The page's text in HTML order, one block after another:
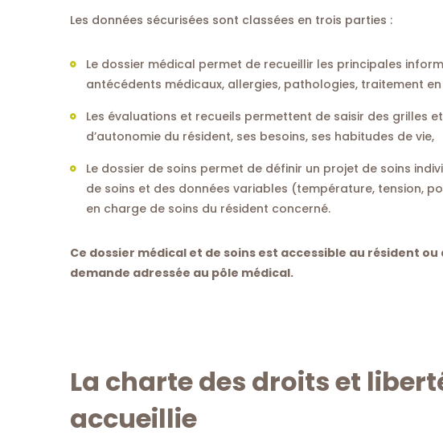
Les données sécurisées sont classées en trois parties :
Le dossier médical permet de recueillir les principales
antécédents médicaux, allergies, pathologies, traitement
Les évaluations et recueils permettent de saisir des grilles
d’autonomie du résident, ses besoins, ses habitudes de vie,
Le dossier de soins permet de définir un projet de soins
de soins et des données variables (température, tension,
en charge de soins du résident concerné.
Ce dossier médical et de soins est accessible au résident
demande adressée au pôle médical.
La charte des droits et
accueillie